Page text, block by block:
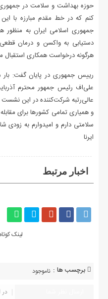
حوزه بهداشت و سلامت در جمهوری
کنم که در خط مقدم مبارزه با این
جمهوری اسلامی ایران به منظور
دستیابی به واکسن و درمان
هرگونه درخواست همکاری استقبال
رییس جمهوری در پایان گفت: بار
علی‌اف رئیس جمهور محترم
عالی‌رتبه شرکت‌کننده در این
و همیاری تمامی کشورها برای
سلامتی دارم و امیدوارم به
ایرنا
اخبار مرتبط
لینک کوتاه
برچسب ها : ناموجود
در